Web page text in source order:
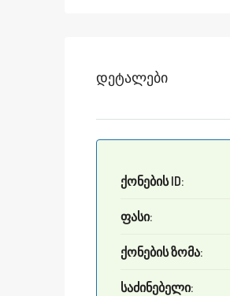
Დეტალები
ქონების ID:
ფასი:
ქონების ზომა:
საძინებელი: